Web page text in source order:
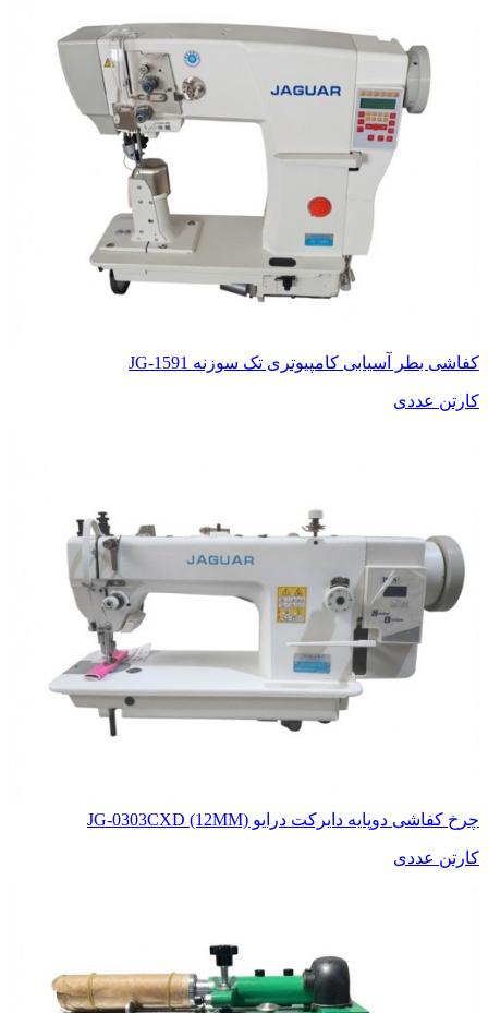
کفاشی بطر آسیابی کامپیوتری تک سوزنه JG-1591
کارتن عددی
چرخ کفاشی دوپایه دایرکت درایو JG-0303CXD (12MM)
کارتن عددی